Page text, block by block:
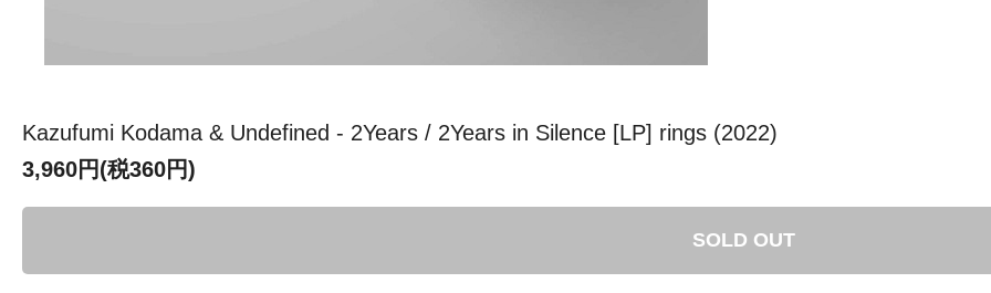
Kazufumi Kodama & Undefined - 2Years / 2Years in Silence [LP] rings (2022)
3,960円(税360円)
SOLD OUT